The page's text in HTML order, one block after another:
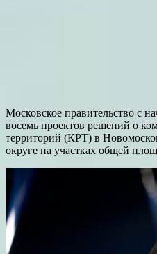
Московское правительство с
восемь проектов решений о
территорий (КРТ) в
округе на участках общей